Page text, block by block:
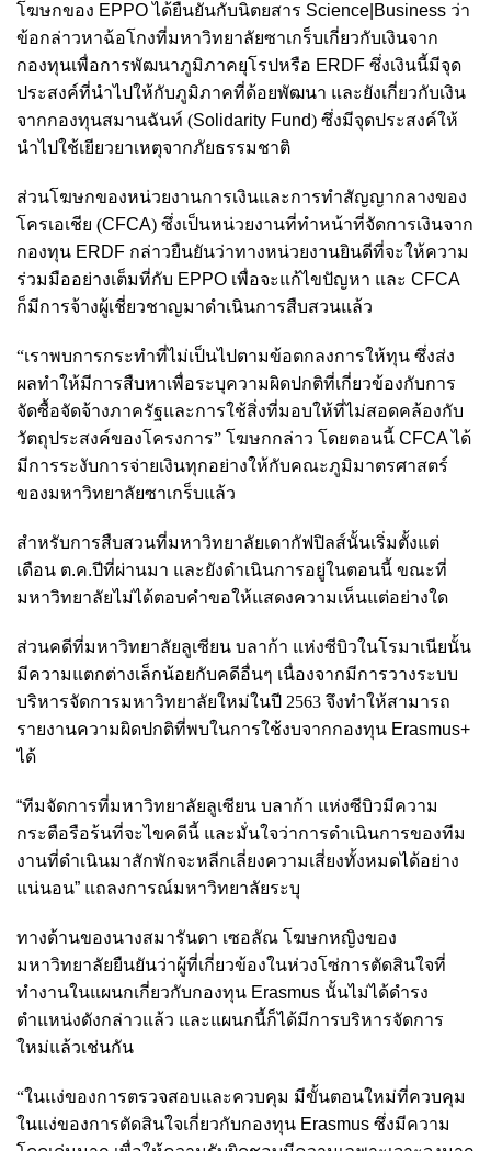
โฆษกของ EPPO ได้ยืนยันกับนิตยสาร Science|Business ว่า
ข้อกล่าวหาฉ้อโกงที่มหาวิทยาลัยซาเกร็บเกี่ยวกับเงินจาก
กองทุนเพื่อการพัฒนาภูมิภาคยุโรปหรือ ERDF ซึ่งเงินนี้มีจุด
ประสงค์ที่นำไปให้กับภูมิภาคที่ด้อยพัฒนา และยังเกี่ยวกับเงิน
จากกองทุนสมานฉันท์ (Solidarity Fund) ซึ่งมีจุดประสงค์ให้
นำไปใช้เยียวยาเหตุจากภัยธรรมชาติ
ส่วนโฆษกของหน่วยงานการเงินและการทําสัญญากลางของ
โครเอเชีย (CFCA) ซึ่งเป็นหน่วยงานที่ทำหน้าที่จัดการเงินจาก
กองทุน ERDF กล่าวยืนยันว่าทางหน่วยงานยินดีที่จะให้ความ
ร่วมมืออย่างเต็มที่กับ EPPO เพื่อจะแก้ไขปัญหา และ CFCA
ก็มีการจ้างผู้เชี่ยวชาญมาดำเนินการสืบสวนแล้ว
“เราพบการกระทําที่ไม่เป็นไปตามข้อตกลงการให้ทุน ซึ่งส่ง
ผลทำให้มีการสืบหาเพื่อระบุความผิดปกติที่เกี่ยวข้องกับการ
จัดซื้อจัดจ้างภาครัฐและการใช้สิ่งที่มอบให้ที่ไม่สอดคล้องกับ
วัตถุประสงค์ของโครงการ” โฆษกกล่าว โดยตอนนี้ CFCAได้
มีการระงับการจ่ายเงินทุกอย่างให้กับคณะภูมิมาตรศาสตร์
ของมหาวิทยาลัยซาเกร็บแล้ว
สำหรับการสืบสวนที่มหาวิทยาลัยเดากัฟปิลส์นั้นเริ่มตั้งแต่
เดือน ต.ค.ปีที่ผ่านมา และยังดำเนินการอยู่ในตอนนี้ ขณะที่
มหาวิทยาลัยไม่ได้ตอบคำขอให้แสดงความเห็นแต่อย่างใด
ส่วนคดีที่มหาวิทยาลัยลูเซียน บลาก้า แห่งซีบิวในโรมาเนียนั้น
มีความแตกต่างเล็กน้อยกับคดีอื่นๆ เนื่องจากมีการวางระบบ
บริหารจัดการมหาวิทยาลัยใหม่ในปี 2563 จึงทำให้สามารถ
รายงานความผิดปกติที่พบในการใช้งบจากกองทุน Erasmus+
ได้
“ทีมจัดการที่มหาวิทยาลัยลูเซียน บลาก้า แห่งซีบิวมีความ
กระตือรือร้นที่จะไขคดีนี้ และมั่นใจว่าการดำเนินการของทีม
งานที่ดำเนินมาสักพักจะหลีกเลี่ยงความเสี่ยงทั้งหมดได้อย่าง
แน่นอน” แถลงการณ์มหาวิทยาลัยระบุ
ทางด้านของนางสมารันดา เซอลัณ โฆษกหญิงของ
มหาวิทยาลัยยืนยันว่าผู้ที่เกี่ยวข้องในห่วงโซ่การตัดสินใจที่
ทำงานในแผนกเกี่ยวกับกองทุน Erasmus นั้นไม่ได้ดำรง
ตำแหน่งดังกล่าวแล้ว และแผนกนี้ก็ได้มีการบริหารจัดการ
ใหม่แล้วเช่นกัน
“ในแง่ของการตรวจสอบและควบคุม มีขั้นตอนใหม่ที่ควบคุม
ในแง่ของการตัดสินใจเกี่ยวกับกองทุน Erasmus ซึ่งมีความ